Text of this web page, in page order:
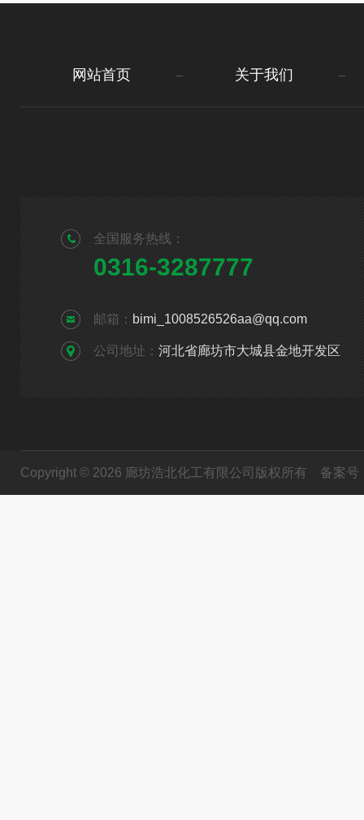
网站首页 关于我们
全国服务热线：
0316-3287777
邮箱： bimi_1008526526aa@qq.com
公司地址： 河北省廊坊市大城县金地开发区
Copyright © 2026 廊坊浩北化工有限公司版权所有 备案号